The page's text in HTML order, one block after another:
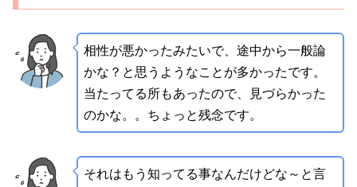
相性が悪かったみたいで、途中から一般論
かな？と思うようなことが多かったです。
当たってる所もあったので、見づらかった
のかな。。ちょっと残念です。
それはもう知ってる事なんだけどな～と言